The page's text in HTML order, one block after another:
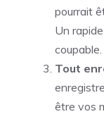
pourrait
Un
coupable.
Tout
être vos